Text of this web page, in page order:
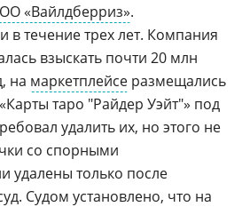
«Вайлдберриз».
в течение трех лет. Компания
взыскать почти 20 млн
на маркетплейсе размещались
таро "Райдер Уэйт"» под
удалить их, но этого не
со спорными
удалены только после
Судом установлено, что на